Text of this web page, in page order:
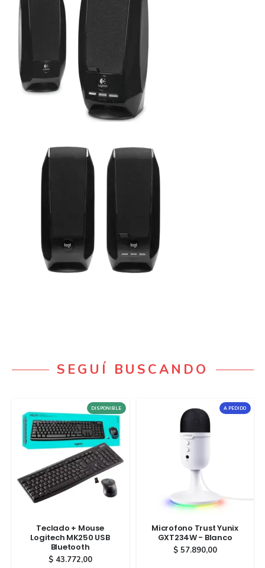
SEGUÍ BUSCANDO
DISPONIBLE
Teclado + Mouse
Logitech MK250 USB
Bluetooth
$43.772,00
A PEDIDO
Microfono Trust Yunix
GXT234W - Blanco
$57.890,00